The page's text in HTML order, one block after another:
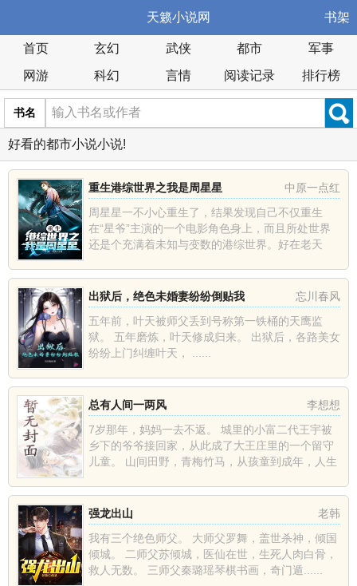
天籁小说网 书架
首页 玄幻 武侠 都市
军事
网游
科幻 言情 阅读记录 排行榜
书名
好看的都市小说小说!
中原一点红
重生港综世界之我是周星星
周星星一不小心重生了，结果发现自己不仅重生
在“星爷”主演的一个电影角色身上，而且所处世界
还是个充满着未知与变数的港综世界。好在老天
忘川春风
出狱后，绝色未婚妻纷纷倒贴我
五年前，叶天被师父丢到号称第一铁桶的天鹰监
狱。 五年磨炼，叶天修成归来。 出狱后，各路美女
纷纷上门纠缠叶天， ......
李想想
总有人间一两风
7岁那年，妈妈一去不返。 城里的小富二代王宇被
乡下的爷爷接回家，从此成了大王庄里的一个留守
儿童。 山间田野，青梅竹马，从孩童到成年，人生
老韩
强龙出山
我有三个绝色师父。 大师父罗舞，盖世杀神，倾国
倾城。 二师父苏倾城，医仙在世，生死人肉白骨，
救人无数。 三师父秦璐瑶琴棋书画，奇门遁......